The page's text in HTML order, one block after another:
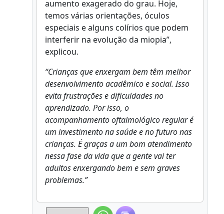
aumento exagerado do grau. Hoje,
temos várias orientações, óculos
especiais e alguns colírios que podem
interferir na evolução da miopia”,
explicou.
“Crianças que enxergam bem têm melhor
desenvolvimento acadêmico e social. Isso
evita frustrações e dificuldades no
aprendizado. Por isso, o
acompanhamento oftalmológico regular é
um investimento na saúde e no futuro nas
crianças. É graças a um bom atendimento
nessa fase da vida que a gente vai ter
adultos enxergando bem e sem graves
problemas.”